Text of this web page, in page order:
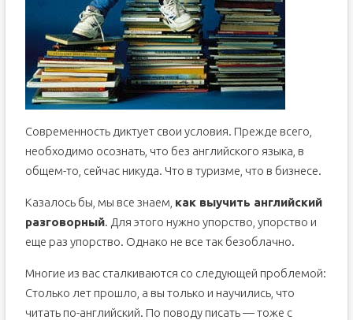
Современность диктует свои условия. Прежде всего,
необходимо осознать, что без английского языка, в
общем-то, сейчас никуда. Что в туризме, что в бизнесе.
Казалось бы, мы все знаем, как выучить английский
разговорный. Для этого нужно упорство, упорство и
еще раз упорство. Однако не все так безоблачно.
Многие из вас сталкиваются со следующей проблемой:
Столько лет прошло, а вы только и научились, что
читать по-английский. По поводу писать — тоже с